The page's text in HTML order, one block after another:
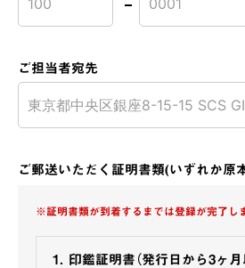
ご担当者宛先
ご郵送いただく証明書類(いずれか原
※証明書類が到着するまでは登録が完了し
印鑑証明書（発行日から3ヶ月